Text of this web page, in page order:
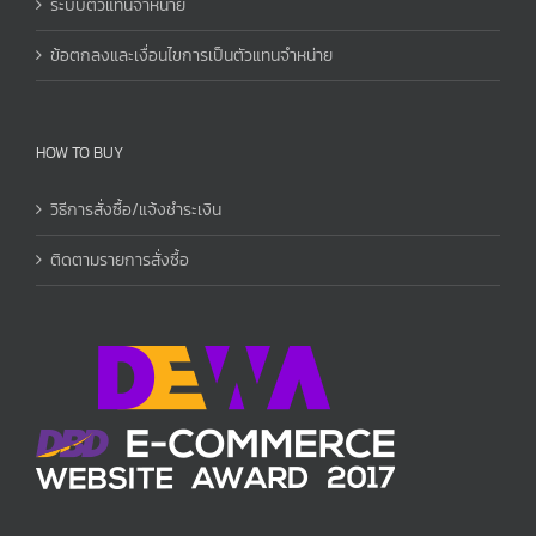
ระบบตัวแทนจำหน่าย
ข้อตกลงและเงื่อนไขการเป็นตัวแทนจำหน่าย
HOW TO BUY
วิธีการสั่งซื้อ/แจ้งชำระเงิน
ติดตามรายการสั่งซื้อ